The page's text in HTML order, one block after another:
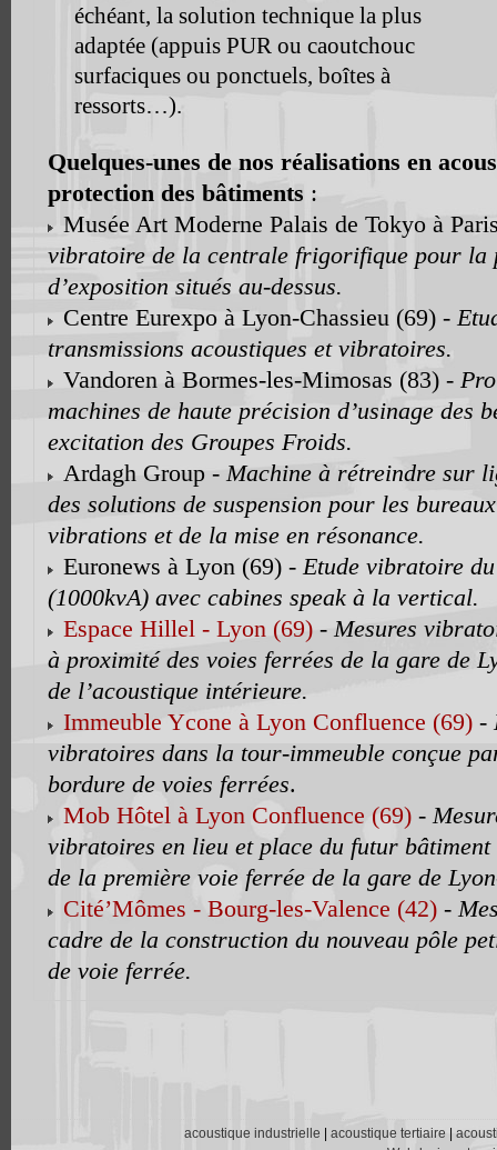
échéant, la solution technique la plus
adaptée (appuis PUR ou caoutchouc
surfaciques ou ponctuels, boîtes à
ressorts…).
Quelques-unes de nos réalisations en
protection des bâtiments :
Musée Art Moderne Palais de Tokyo à
vibratoire de la centrale frigorifique pour la
d’exposition situés au-dessus.
Centre Eurexpo à Lyon-Chassieu (69) -
transmissions acoustiques et vibratoires.
Vandoren à Bormes-les-Mimosas (83) -
machines de haute précision d’usinage des
excitation des Groupes Froids.
Ardagh Group -Machine à rétreindre sur
des solutions de suspension pour les
vibrations et de la mise en résonance.
Euronews à Lyon (69) -Etude vibratoire
(1000kvA) avec cabines speak à la vertical.
Espace Hillel - Lyon (69)-Mesures
à proximité des voies ferrées de la gare de
de l’acoustique intérieure.
Immeuble Ycone à Lyon Confluence (69)-
vibratoires dans la tour-immeuble conçue
bordure de voies ferrées.
Mob Hôtel à Lyon Confluence (69)-
vibratoires en lieu et place du futur bâtiment
de la première voie ferrée de la gare de
Cité’Mômes - Bourg-les-Valence (42)-
cadre de la construction du nouveau pôle
de voie ferrée.
acoustique industrielle acoustique tertiaire